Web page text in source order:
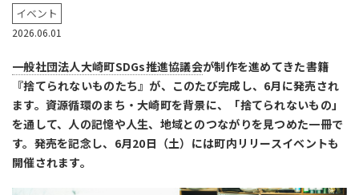
イベント
2026.06.01
一般社団法人大崎町SDGs推進協議会が制作を進めてきた書籍
『捨てられないものたち』が、このたび完成し、6月に発売され
ます。資源循環のまち・大崎町を背景に、「捨てられないもの」
を通して、人の記憶や人生、地域とのつながりを見つめた一冊で
す。発売を記念し、6月20日（土）には町内リリースイベントも
開催されます。